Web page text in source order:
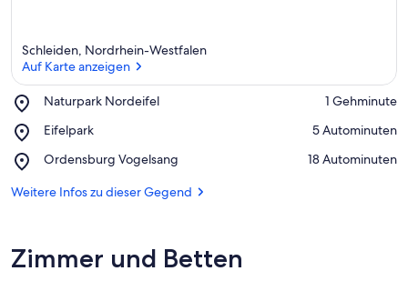
Schleiden, Nordrhein-Westfalen
Auf Karte anzeigen
Naturpark Nordeifel
Place,
Nordeifel
‪1 Gehminute‬
Eifelpark
Place,
‪5 Autominuten‬
Ordensburg Vogelsang
Place,
Vogelsang
‪18 Autominuten‬
Weitere Infos zu dieser Gegend
Zimmer und Betten